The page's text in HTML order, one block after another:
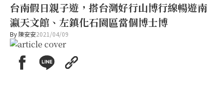
台南假日親子遊，搭台灣好行山博行線暢遊南
瀛天文館、左鎮化石園區當個博士博
By 陳安安2021/04/09